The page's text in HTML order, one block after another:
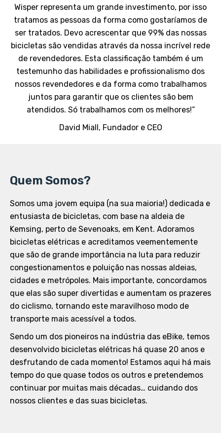
Wisper representa um grande investimento, por isso
tratamos as pessoas da forma como gostaríamos de
ser tratados. Devo acrescentar que 99% das nossas
bicicletas são vendidas através da nossa incrível rede
de revendedores. Esta classificação também é um
testemunho das habilidades e profissionalismo dos
nossos revendedores e da forma como trabalhamos
juntos para garantir que os clientes são bem
atendidos. Só trabalhamos com os melhores!”
David Miall, Fundador e CEO
Quem Somos?
Somos uma jovem equipa (na sua maioria!) dedicada e
entusiasta de bicicletas, com base na aldeia de
Kemsing, perto de Sevenoaks, em Kent. Adoramos
bicicletas elétricas e acreditamos veementemente
que são de grande importância na luta para reduzir
congestionamentos e poluição nas nossas aldeias,
cidades e metrópoles. Mais importante, concordamos
que elas são super divertidas e aumentam os prazeres
do ciclismo, tornando este maravilhoso modo de
transporte mais acessível a todos.
Sendo um dos pioneiros na indústria das eBike, temos
desenvolvido bicicletas elétricas há quase 20 anos e
desfrutando de cada momento! Estamos aqui há mais
tempo do que quase todos os outros e pretendemos
continuar por muitas mais décadas… cuidando dos
nossos clientes e das suas bicicletas.